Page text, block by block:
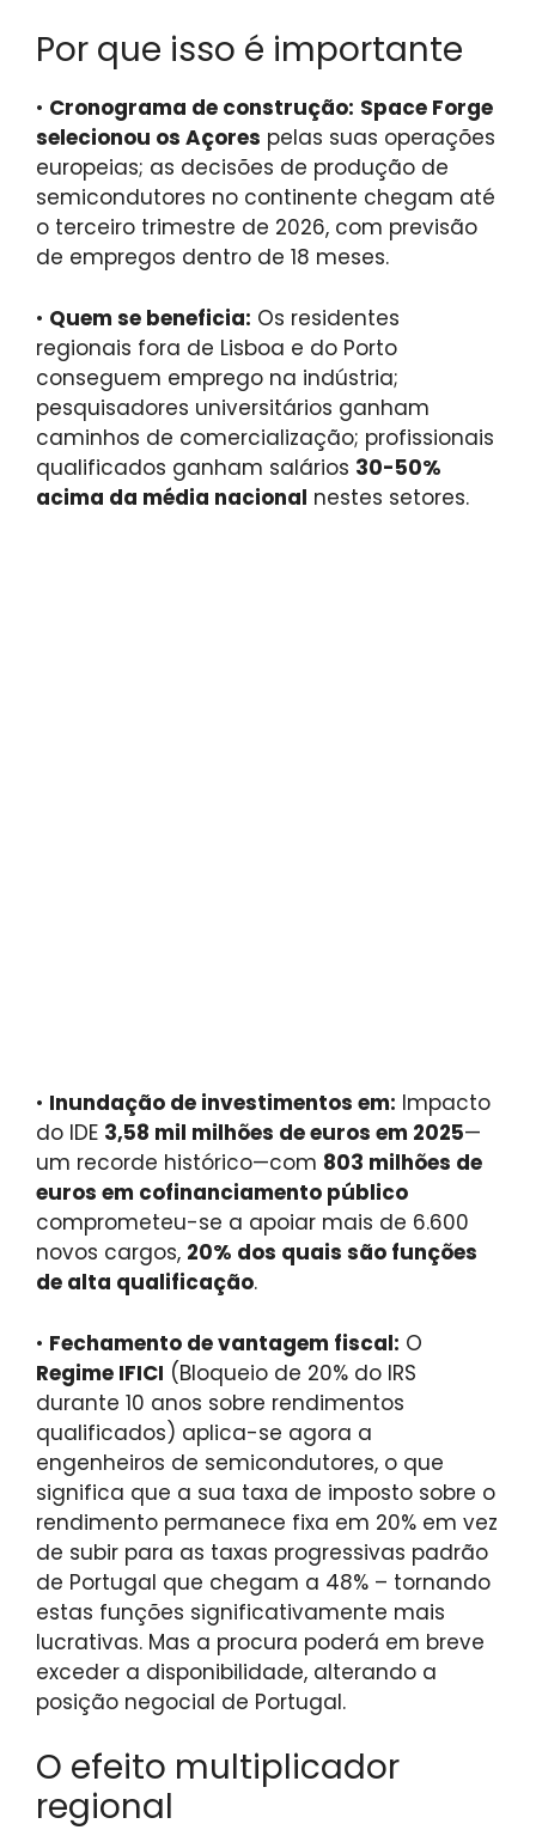
Por que isso é importante
• Cronograma de construção: Space Forge
selecionou os Açores pelas suas operações
europeias; as decisões de produção de
semicondutores no continente chegam até
o terceiro trimestre de 2026, com previsão
de empregos dentro de 18 meses.
• Quem se beneficia: Os residentes
regionais fora de Lisboa e do Porto
conseguem emprego na indústria;
pesquisadores universitários ganham
caminhos de comercialização; profissionais
qualificados ganham salários 30-50%
acima da média nacional nestes setores.
• Inundação de investimentos em: Impacto
do IDE 3,58 mil milhões de euros em 2025—
um recorde histórico—com 803 milhões de
euros em cofinanciamento público
comprometeu-se a apoiar mais de 6.600
novos cargos, 20% dos quais são funções
de alta qualificação.
• Fechamento de vantagem fiscal: O
Regime IFICI (Bloqueio de 20% do IRS
durante 10 anos sobre rendimentos
qualificados) aplica-se agora a
engenheiros de semicondutores, o que
significa que a sua taxa de imposto sobre o
rendimento permanece fixa em 20% em vez
de subir para as taxas progressivas padrão
de Portugal que chegam a 48% – tornando
estas funções significativamente mais
lucrativas. Mas a procura poderá em breve
exceder a disponibilidade, alterando a
posição negocial de Portugal.
O efeito multiplicador
regional